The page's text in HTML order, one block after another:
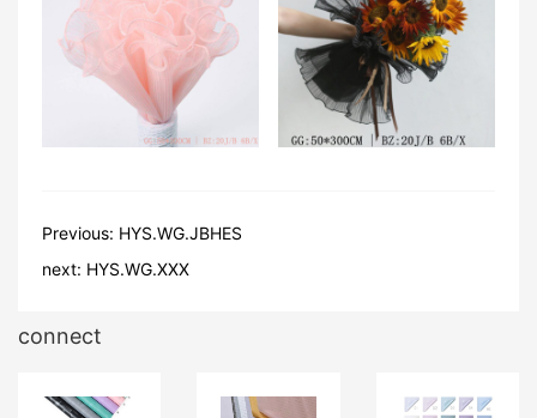
Previous: HYS.WG.JBHES
next: HYS.WG.XXX
connect